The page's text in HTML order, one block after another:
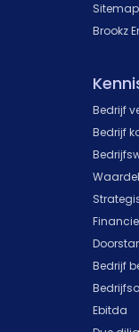
Sitemap
Brookz
Bedrijf
Bedrijf
Bedrijf
Ebitda